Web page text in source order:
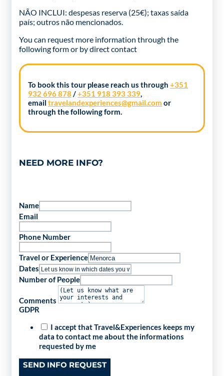
NÃO INCLUI: despesas reserva (25€); taxas saída
país; outros não mencionados.
You can request more information through the
following formor by direct contact
To book this tour please reach us through +351
932 696 878 /+351 918 393 339,
email travelandexperiences@gmail.com or
through the following form.
NEED MORE INFO?
Name
Email
Phone Number
Travel or Experience
Dates
Number of People
Comments
GDPR
I accept that Travel&Experiences keeps my
data to contact me about the informations
requested by me
SEND INFO REQUEST